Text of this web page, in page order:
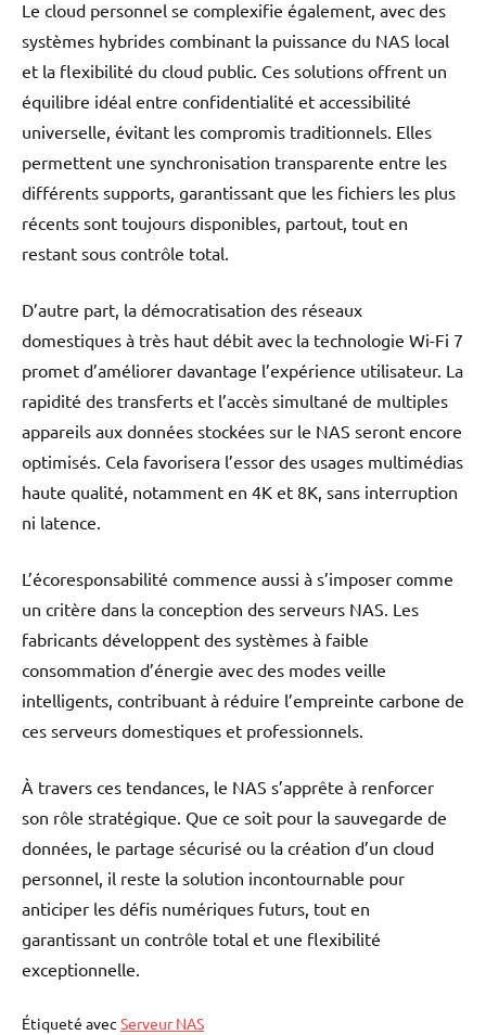
Le cloud personnel se complexifie également, avec des
systèmes hybrides combinant la puissance du NAS local
et la flexibilité du cloud public. Ces solutions offrent un
équilibre idéal entre confidentialité et accessibilité
universelle, évitant les compromis traditionnels. Elles
permettent une synchronisation transparente entre les
différents supports, garantissant que les fichiers les plus
récents sont toujours disponibles, partout, tout en
restant sous contrôle total.
D’autre part, la démocratisation des réseaux
domestiques à très haut débit avec la technologie Wi-Fi 7
promet d’améliorer davantage l’expérience utilisateur. La
rapidité des transferts et l’accès simultané de multiples
appareils aux données stockées sur le NAS seront encore
optimisés. Cela favorisera l’essor des usages multimédias
haute qualité, notamment en 4K et 8K, sans interruption
ni latence.
L’écoresponsabilité commence aussi à s’imposer comme
un critère dans la conception des serveurs NAS. Les
fabricants développent des systèmes à faible
consommation d’énergie avec des modes veille
intelligents, contribuant à réduire l’empreinte carbone de
ces serveurs domestiques et professionnels.
À travers ces tendances, le NAS s’apprête à renforcer
son rôle stratégique. Que ce soit pour la sauvegarde de
données, le partage sécurisé ou la création d’un cloud
personnel, il reste la solution incontournable pour
anticiper les défis numériques futurs, tout en
garantissant un contrôle total et une flexibilité
exceptionnelle.
Étiqueté avec Serveur NAS